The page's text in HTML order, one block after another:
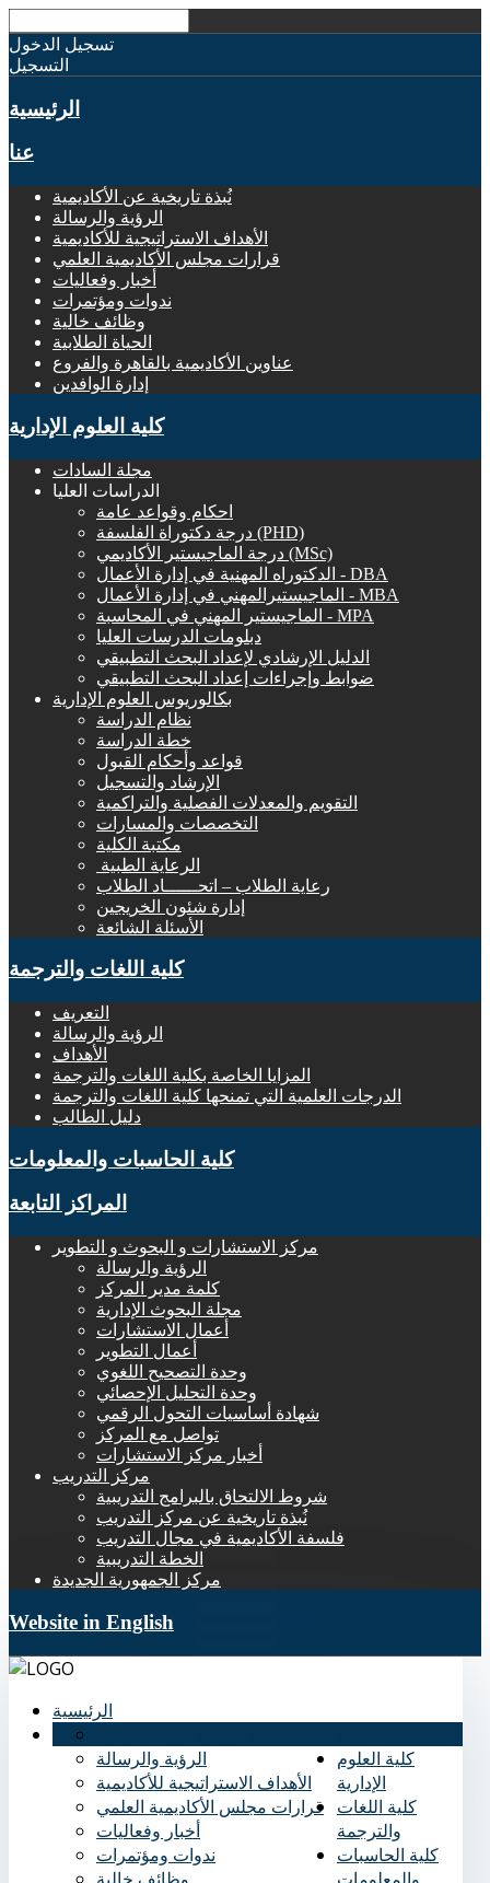
تسجيل الدخول
التسجيل
الرئيسية
عنا
نُبذة تاريخية عن الأكاديمية
الرؤية والرسالة
الأهداف الاستراتيجية للأكاديمية
قرارات مجلس الأكاديمية العلمي
أخبار وفعاليات
ندوات ومؤتمرات
وظائف خالية
الحياة الطلابية
عناوين الأكاديمية بالقاهرة والفروع
إدارة الوافدين
كلية العلوم الإدارية
مجلة السادات
الدراسات العليا
احكام وقواعد عامة
درجة دكتوراة الفلسفة (PHD)
درجة الماجيستير الأكاديمي (MSc)
الدكتوراه المهنية في إدارة الأعمال - DBA
الماجيستيرالمهني في إدارة الأعمال - MBA
الماجيستير المهني في المحاسبة - MPA
دبلومات الدرسات العليا
الدليل الإرشادي لإعداد البحث التطبيقي
ضوابط وإجراءات إعداد البحث التطبيقي
بكالوريوس العلوم الإدارية
نظام الدراسة
خطة الدراسة
قواعد وأحكام القبول
الإرشاد والتسجيل
التقويم والمعدلات الفصلية والتراكمية
التخصصات والمسارات
مكتبة الكلية
الرعاية الطبية ‏
رعاية الطلاب – اتحــــــاد الطلاب
إدارة شئون الخريجين
الأسئلة الشائعة
كلية اللغات والترجمة
التعريف
الرؤية والرسالة
الأهداف
المزايا الخاصة بكلية اللغات والترجمة
الدرجات العلمية التي تمنحها كلية اللغات والترجمة
دليل الطالب
كلية الحاسبات والمعلومات
المراكز التابعة
مركز الاستشارات و البحوث و التطوير
الرؤية والرسالة
كلمة مدير المركز
مجلة البحوث الإدارية
أعمال الاستشارات
أعمال التطوير
وحدة التصحيح اللغوي
وحدة التحليل الإحصائي
شهادة أساسيات التحول الرقمي
تواصل مع المركز
أخبار مركز الاستشارات
مركز التدريب
شروط الالتحاق بالبرامج التدريبية
نُبذة تاريخية عن مركز التدريب
فلسفة الأكاديمية في مجال التدريب
الخطة التدريبية
مركز الجمهورية الجديدة
Website in English
الرئيسية
الرؤية والرسالة
الأهداف الاستراتيجية للأكاديمية
قرارات مجلس الأكاديمية العلمي
أخبار وفعاليات
ندوات ومؤتمرات
كلية العلوم
الإدارية
كلية اللغات
والترجمة
كلية الحاسبات